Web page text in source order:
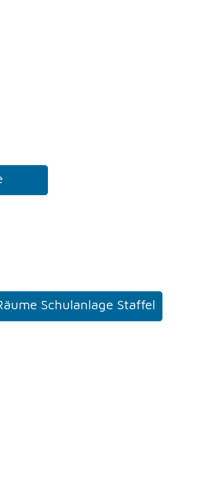
Schulanlage Staffel